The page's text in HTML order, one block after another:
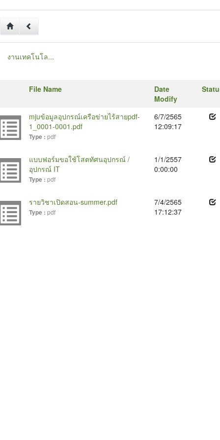
งานเทคโนโล...
File Name
Date
Modify
mjuข้อมูลอุปกรณ์เครือข่ายไร้สายpdf-
1_0001-0001.pdf
Type : pdf
6/7/2565
12:09:17
แบบฟอร์มขอใช้โสตทัศนอุปกรณ์ /
อุปกรณ์ IT
Type : pdf
1/1/2557
0:00:00
รายวิชาเปิดสอน-summer.pdf
Type : pdf
7/4/2565
17:12:37